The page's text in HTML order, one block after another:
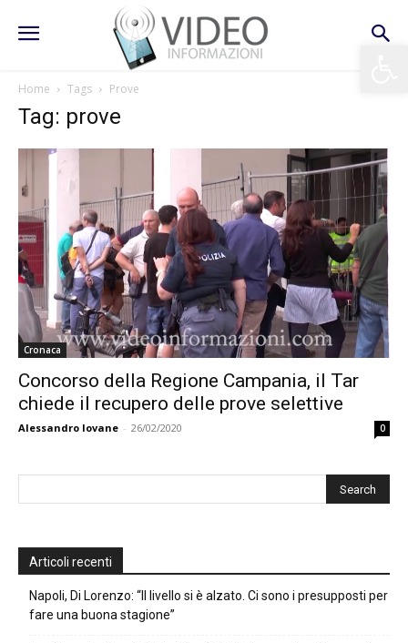
Home Tags Prove
Tag: prove
Cronaca
Concorso della Regione Campania, il Tar
chiede il recupero delle prove selettive
Alessandro Iovane - 26/02/2020 0
Articoli recenti
Napoli, Di Lorenzo: “Il livello si è alzato. Ci sono i presupposti per
fare una buona stagione”